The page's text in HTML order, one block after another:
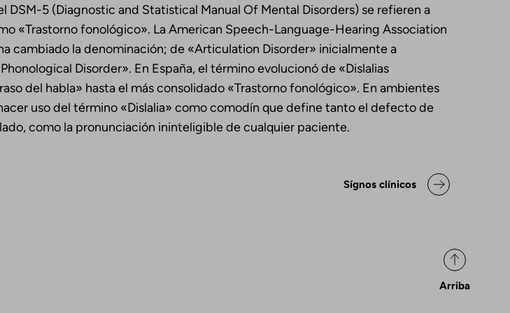
DSM-5 (Diagnostic and Statistical Manual Of Mental Disorders) se refieren a
«Trastorno fonológico». La American Speech-Language-Hearing Association
cambiado la denominación; de «Articulation Disorder» inicialmente a
Disorder». En España, el término evolucionó de «Dislalias
del habla» hasta el más consolidado «Trastorno fonológico». En ambientes
uso del término «Dislalia» como comodín que define tanto el defecto de
como la pronunciación ininteligible de cualquier paciente.
de Book para Declaración de
Arriba
Sígnos clínicos